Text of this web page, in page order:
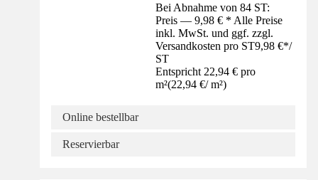
Bei Abnahme von 84 ST:
Preis — 9,98 € * Alle Preise
inkl. MwSt. und ggf. zzgl.
Versandkosten pro ST9,98 €*/
ST
Entspricht 22,94 € pro
m²(22,94 €/ m²)
Online bestellbar
Reservierbar